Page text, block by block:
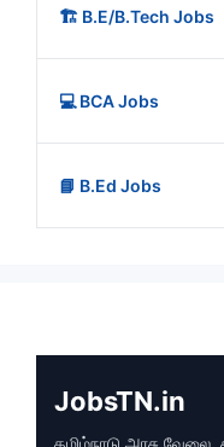
🏗️ B.E/B.Tech Jobs
💻 BCA Jobs
📘 B.Ed Jobs
JobsTN.in
தமிழ்நாடு அரசு